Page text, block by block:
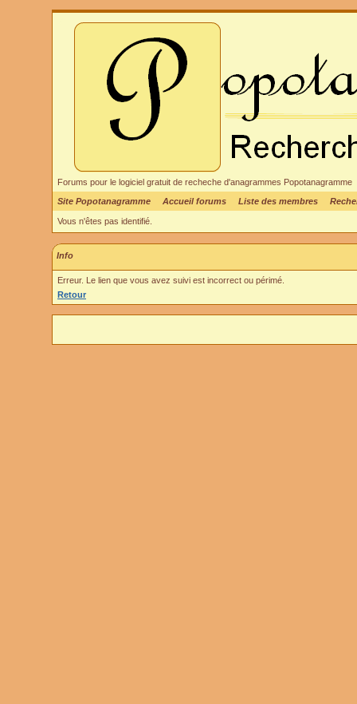
Forums pour le logiciel gratuit de recheche d'anagrammes Popotanagramme
Site Popotanagramme
Accueil forums Liste des membres
Vous n'êtes pas identifié.
Info
Erreur. Le lien que vous avez suivi est incorrect ou périmé.
Retour